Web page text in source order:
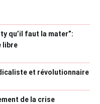
qu’il faut la mater”:
libre
et révolutionnaire
de la crise